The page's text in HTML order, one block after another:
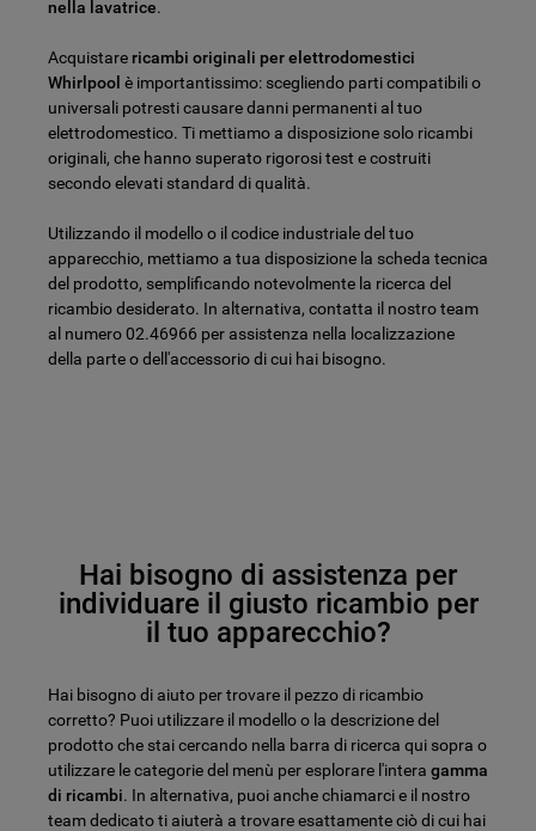
nella lavatrice.
Acquistare ricambi originali per elettrodomestici
Whirlpool è importantissimo: scegliendo parti compatibili o
universali potresti causare danni permanenti al tuo
elettrodomestico. Ti mettiamo a disposizione solo ricambi
originali, che hanno superato rigorosi test e costruiti
secondo elevati standard di qualità.
Utilizzando il modello o il codice industriale del tuo
apparecchio, mettiamo a tua disposizione la scheda tecnica
del prodotto, semplificando notevolmente la ricerca del
ricambio desiderato. In alternativa, contatta il nostro team
al numero 02.46966 per assistenza nella localizzazione
della parte o dell'accessorio di cui hai bisogno.
Hai bisogno di assistenza per
individuare il giusto ricambio per
il tuo apparecchio?
Hai bisogno di aiuto per trovare il pezzo di ricambio
corretto? Puoi utilizzare il modello o la descrizione del
prodotto che stai cercando nella barra di ricerca qui sopra o
utilizzare le categorie del menù per esplorare l'intera gamma
di ricambi. In alternativa, puoi anche chiamarci e il nostro
team dedicato ti aiuterà a trovare esattamente ciò di cui hai